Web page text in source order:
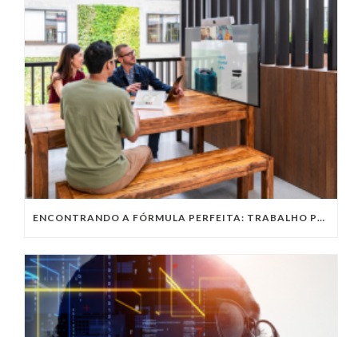
ENCONTRANDO A FÓRMULA PERFEITA: TRABALHO PRESENCIAL, HOME OFFICE OU TRABALHO HÍBRIDO?